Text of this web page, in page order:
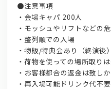
●注意事項
・会場キャパ 200人
・モッシュやリフトなどの
・整列順での入場
・物販/特典会あり（終演後）
・荷物を使っての場所取り
・お客様都合の返金は致し
・再入場可能ドリンク代不要